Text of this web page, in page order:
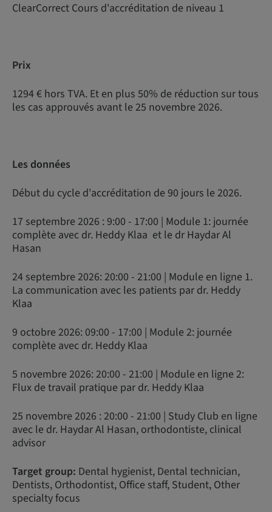
ClearCorrect Cours d'accréditation de niveau 1
Prix
1294 € hors TVA. Et en plus 50% de réduction sur tous
les cas approuvés avant le 25 novembre 2026.
Les données
Début du cycle d'accréditation de 90 jours le 2026.
17 septembre 2026 : 9:00 - 17:00 | Module 1: journée
complète avec dr. Heddy Klaa et le dr Haydar Al
Hasan
24 septembre 2026: 20:00 - 21:00 | Module en ligne 1.
La communication avec les patients par dr. Heddy
Klaa
9 octobre 2026: 09:00 - 17:00 | Module 2: journée
complète avec dr. Heddy Klaa
5 novembre 2026: 20:00 - 21:00 | Module en ligne 2:
Flux de travail pratique par dr. Heddy Klaa
25 novembre 2026 : 20:00 - 21:00 | Study Club en ligne
avec le dr. Haydar Al Hasan, orthodontiste, clinical
advisor
Target group: Dental hygienist, Dental technician,
Dentists, Orthodontist, Office staff, Student, Other
specialty focus